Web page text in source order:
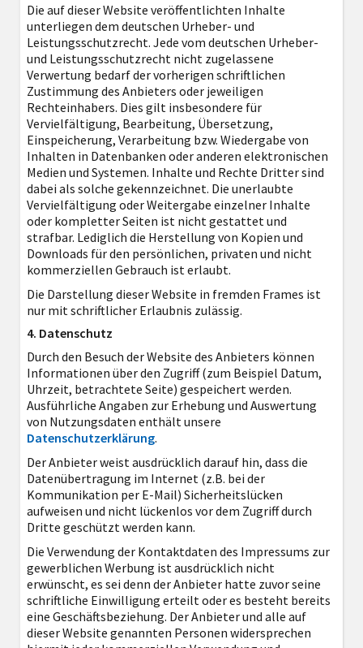
Die auf dieser Website veröffentlichten Inhalte
unterliegen dem deutschen Urheber- und
Leistungsschutzrecht. Jede vom deutschen Urheber-
und Leistungsschutzrecht nicht zugelassene
Verwertung bedarf der vorherigen schriftlichen
Zustimmung des Anbieters oder jeweiligen
Rechteinhabers. Dies gilt insbesondere für
Vervielfältigung, Bearbeitung, Übersetzung,
Einspeicherung, Verarbeitung bzw. Wiedergabe von
Inhalten in Datenbanken oder anderen elektronischen
Medien und Systemen. Inhalte und Rechte Dritter sind
dabei als solche gekennzeichnet. Die unerlaubte
Vervielfältigung oder Weitergabe einzelner Inhalte
oder kompletter Seiten ist nicht gestattet und
strafbar. Lediglich die Herstellung von Kopien und
Downloads für den persönlichen, privaten und nicht
kommerziellen Gebrauch ist erlaubt.
Die Darstellung dieser Website in fremden Frames ist
nur mit schriftlicher Erlaubnis zulässig.
4. Datenschutz
Durch den Besuch der Website des Anbieters können
Informationen über den Zugriff (zum Beispiel Datum,
Uhrzeit, betrachtete Seite) gespeichert werden.
Ausführliche Angaben zur Erhebung und Auswertung
von Nutzungsdaten enthält unsere
Datenschutzerklärung.
Der Anbieter weist ausdrücklich darauf hin, dass die
Datenübertragung im Internet (z.B. bei der
Kommunikation per E-Mail) Sicherheitslücken
aufweisen und nicht lückenlos vor dem Zugriff durch
Dritte geschützt werden kann.
Die Verwendung der Kontaktdaten des Impressums zur
gewerblichen Werbung ist ausdrücklich nicht
erwünscht, es sei denn der Anbieter hatte zuvor seine
schriftliche Einwilligung erteilt oder es besteht bereits
eine Geschäftsbeziehung. Der Anbieter und alle auf
dieser Website genannten Personen widersprechen